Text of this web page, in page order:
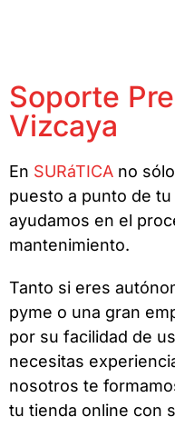
Soporte
Vizcaya
En SURáTICA no
puesto a punto de
ayudamos en el
mantenimiento.
Tanto si eres
pyme o una gran
por su facilidad de
necesitas
nosotros te
tu tienda online con